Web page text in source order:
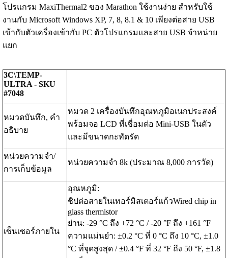
โปรแกรม MaxiThermal2 ของ Marathon ใช้งานง่าย สำหรับใช้
งานกับ Microsoft Windows XP, 7, 8, 8.1 & 10 เพียงต่อสาย USB
เข้ากับตัวเครื่องเข้ากับ PC ตัวโปรแกรมและสาย USB จำหน่าย
แยก
3C\TEMP-
ULTRA - SKU
#7048
หมวดบันทึก, คำ
อธิบาย
หมวด 2 เครื่องบันทึกอุณหภูมิอเนกประสงค์
พร้อมจอ LCD ที่เชื่อมต่อ Mini-USB ในตัว
และมีขนาดกะทัดรัด
หน่วยความจำ/
การเก็บข้อมูล
หน่วยความจำ 8k (ประมาณ 8,000 การวัด)
เซ็นเซอร์ภายใน
อุณหภูมิ:
ชิปต่อสายในเทอร์มิสเตอร์แก้วWired chip in
glass thermistor
ย่าน: -29 °C ถึง +72 °C / -20 °F ถึง +161 °F
ความแม่นยำ: ±0.2 °C ที่ 0 °C ถึง 10 °C, ±1.0
°C ที่จุดสูงสุด / ±0.4 °F ที่ 32 °F ถึง 50 °F, ±1.8